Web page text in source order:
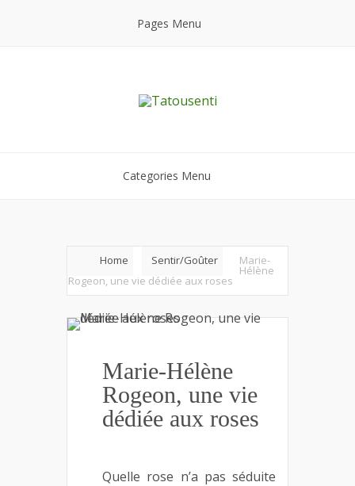
Pages Menu
Categories Menu
Home Sentir/Goûter Marie-
Hélène
Rogeon, une vie dédiée aux roses
Marie-Hélène
Rogeon, une vie
dédiée aux roses
Quelle rose n’a pas séduite